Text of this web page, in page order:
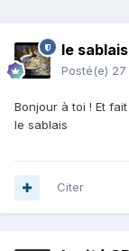
le sablais
Posté(e) 27
Bonjour à toi ! Et
le sablais
Citer